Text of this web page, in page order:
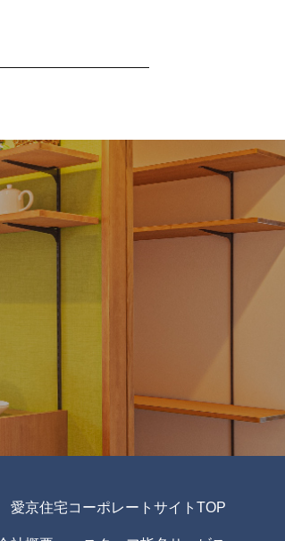
愛京住宅コーポレートサイトTOP